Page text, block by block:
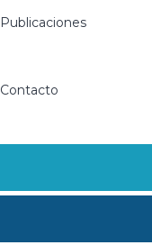
Publicaciones
Contacto